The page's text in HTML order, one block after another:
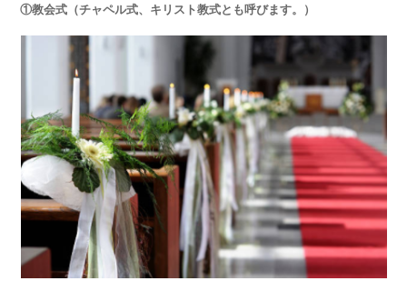
①教会式（チャペル式、キリスト教式とも呼びます。）